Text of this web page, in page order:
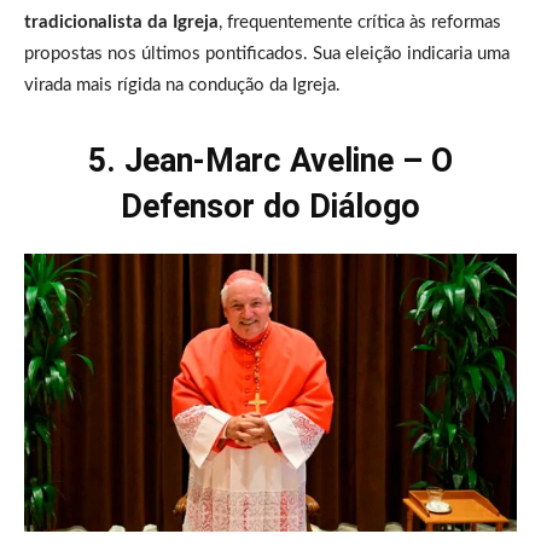
tradicionalista da Igreja, frequentemente crítica às reformas
propostas nos últimos pontificados. Sua eleição indicaria uma
virada mais rígida na condução da Igreja.
5. Jean-Marc Aveline – O
Defensor do Diálogo